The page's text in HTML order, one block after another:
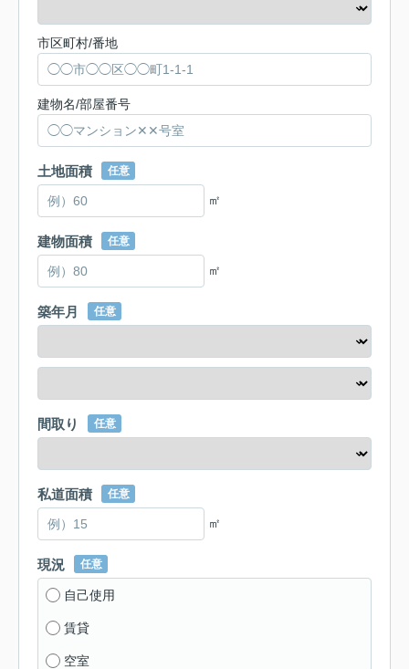
市区町村/番地
建物名/部屋番号
土地面積 任意
㎡
建物面積 任意
㎡
築年月 任意
間取り 任意
私道面積 任意
㎡
現況 任意
自己使用
賃貸
空室